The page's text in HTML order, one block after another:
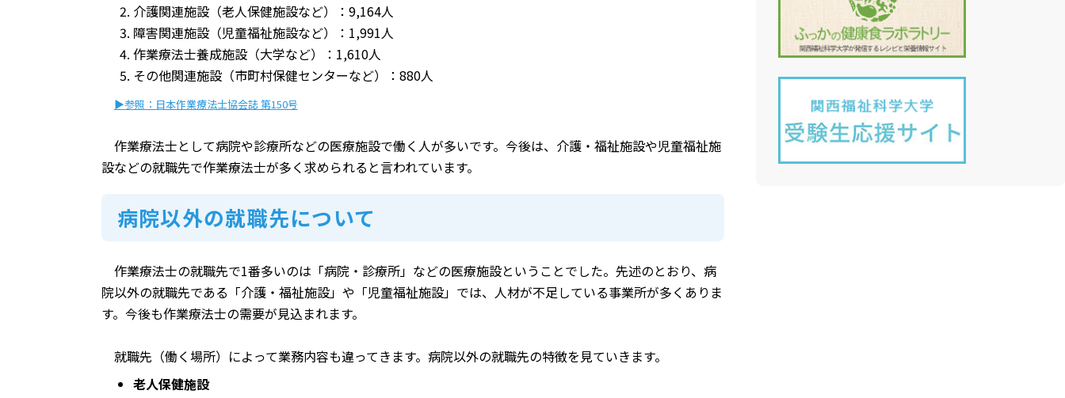
介護関連施設（老人保健施設など）：9,164人
障害関連施設（児童福祉施設など）：1,991人
作業療法士養成施設（大学など）：1,610人
その他関連施設（市町村保健センターなど）：880人
▶参照：日本作業療法士協会誌 第150号
作業療法士として病院や診療所などの医療施設で働く人が多いです。今後は、介護・福祉施設や児童福祉施
設などの就職先で作業療法士が多く求められると言われています。
病院以外の就職先について
作業療法士の就職先で1番多いのは「病院・診療所」などの医療施設ということでした。先述のとおり、病
院以外の就職先である「介護・福祉施設」や「児童福祉施設」では、人材が不足している事業所が多くありま
す。今後も作業療法士の需要が見込まれます。
就職先（働く場所）によって業務内容も違ってきます。病院以外の就職先の特徴を見ていきます。
老人保健施設